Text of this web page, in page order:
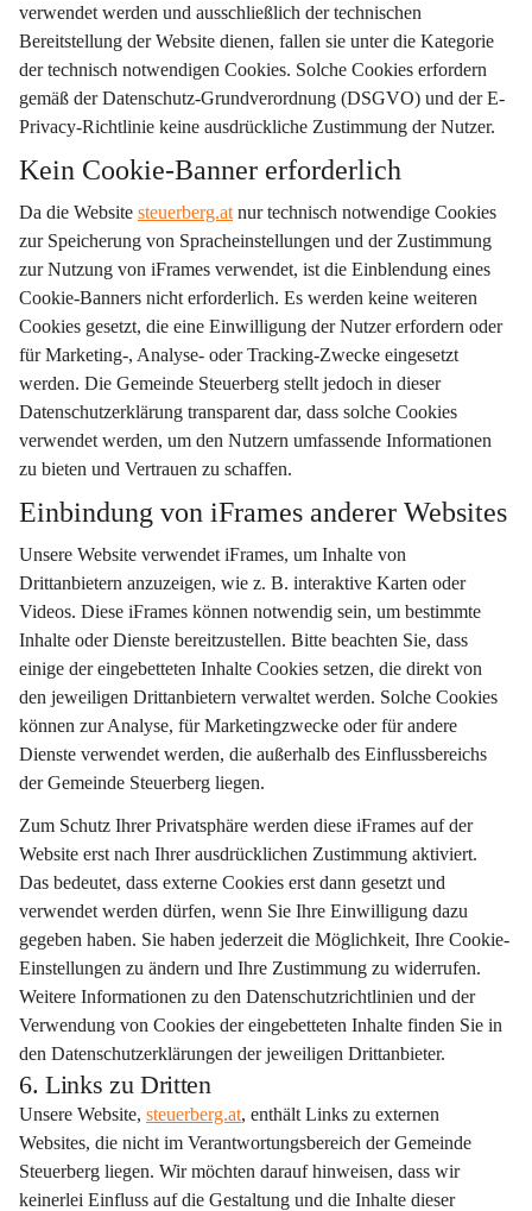
verwendet werden und ausschließlich der technischen
Bereitstellung der Website dienen, fallen sie unter die Kategorie
der technisch notwendigen Cookies. Solche Cookies erfordern
gemäß der Datenschutz-Grundverordnung (DSGVO) und der E-
Privacy-Richtlinie keine ausdrückliche Zustimmung der Nutzer.
Kein Cookie-Banner erforderlich
Da die Website steuerberg.at nur technisch notwendige Cookies
zur Speicherung von Spracheinstellungen und der Zustimmung
zur Nutzung von iFrames verwendet, ist die Einblendung eines
Cookie-Banners nicht erforderlich. Es werden keine weiteren
Cookies gesetzt, die eine Einwilligung der Nutzer erfordern oder
für Marketing-, Analyse- oder Tracking-Zwecke eingesetzt
werden. Die Gemeinde Steuerberg stellt jedoch in dieser
Datenschutzerklärung transparent dar, dass solche Cookies
verwendet werden, um den Nutzern umfassende Informationen
zu bieten und Vertrauen zu schaffen.
Einbindung von iFrames anderer Websites
Unsere Website verwendet iFrames, um Inhalte von
Drittanbietern anzuzeigen, wie z. B. interaktive Karten oder
Videos. Diese iFrames können notwendig sein, um bestimmte
Inhalte oder Dienste bereitzustellen. Bitte beachten Sie, dass
einige der eingebetteten Inhalte Cookies setzen, die direkt von
den jeweiligen Drittanbietern verwaltet werden. Solche Cookies
können zur Analyse, für Marketingzwecke oder für andere
Dienste verwendet werden, die außerhalb des Einflussbereichs
der Gemeinde Steuerberg liegen.
Zum Schutz Ihrer Privatsphäre werden diese iFrames auf der
Website erst nach Ihrer ausdrücklichen Zustimmung aktiviert.
Das bedeutet, dass externe Cookies erst dann gesetzt und
verwendet werden dürfen, wenn Sie Ihre Einwilligung dazu
gegeben haben. Sie haben jederzeit die Möglichkeit, Ihre Cookie-
Einstellungen zu ändern und Ihre Zustimmung zu widerrufen.
Weitere Informationen zu den Datenschutzrichtlinien und der
Verwendung von Cookies der eingebetteten Inhalte finden Sie in
den Datenschutzerklärungen der jeweiligen Drittanbieter.
6. Links zu Dritten
Unsere Website, steuerberg.at, enthält Links zu externen
Websites, die nicht im Verantwortungsbereich der Gemeinde
Steuerberg liegen. Wir möchten darauf hinweisen, dass wir
keinerlei Einfluss auf die Gestaltung und die Inhalte dieser